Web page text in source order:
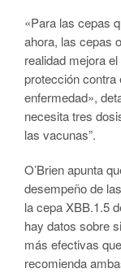
«Para las cepas
ahora, las cepas
realidad mejora
protección contra
enfermedad»,
necesita tres
las vacunas”.
O’Brien apunta
desempeño de
la cepa XBB.1.5
hay datos sobre
más efectivas
recomienda